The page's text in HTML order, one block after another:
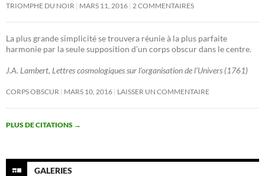
TRIOMPHE DU NOIR MARS 11, 2016 2 COMMENTAIRES
La plus grande simplicité se trouvera réunie à la plus parfaite
harmonie par la seule supposition d’un corps obscur dans le centre.
J.A. Lambert, Lettres cosmologiques sur l’organisation de l’Univers (1761)
CORPS OBSCUR MARS 10, 2016 LAISSER UN COMMENTAIRE
PLUS DE CITATIONS →
GALERIES